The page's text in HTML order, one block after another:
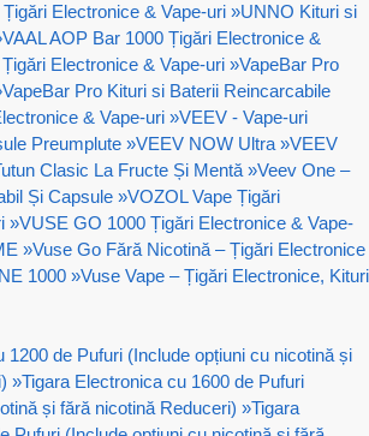
Electronice & Vape-uri »UNNO Kituri si
VAAL AOP Bar 1000 Țigări Electronice &
Electronice & Vape-uri »VapeBar Pro
VapeBar Pro Kituri si Baterii Reincarcabile
& Vape-uri »VEEV - Vape-uri
Preumplute »VEEV NOW Ultra »VEEV
Clasic La Fructe Și Mentă »Veev One –
Și Capsule »VOZOL Vape Țigări
»VUSE GO 1000 Țigări Electronice & Vape-
»Vuse Go Fără Nicotină – Țigări Electronice
1000 »Vuse Vape – Țigări Electronice, Kituri
1200 de Pufuri (Include opțiuni cu nicotină și
»Tigara Electronica cu 1600 de Pufuri
și fără nicotină Reduceri) »Tigara